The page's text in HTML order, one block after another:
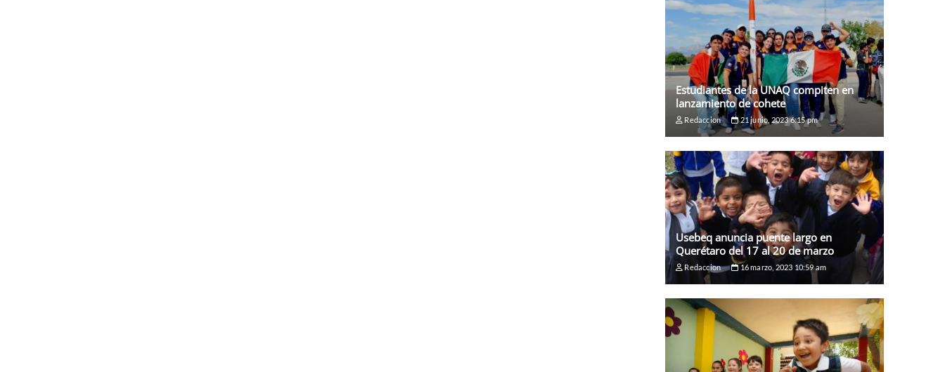
Estudiantes de la UNAQ compiten en
lanzamiento de cohete
Redaccion 21 junio, 2023 6:15 pm
Usebeq anuncia puente largo en
Querétaro del 17 al 20 de marzo
Redaccion 16 marzo, 2023 10:59 am